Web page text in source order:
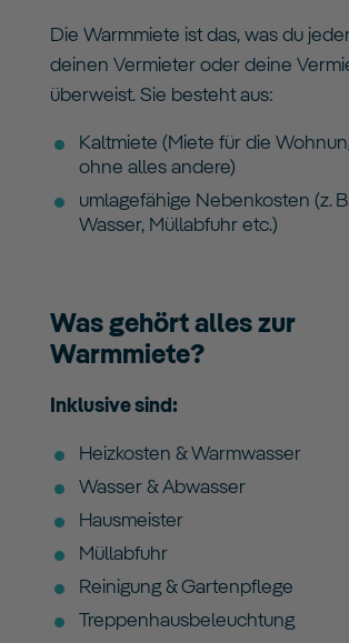
Die Warmmiete ist das, was du
deinen Vermieter oder deine
überweist. Sie besteht aus:
Kaltmiete (Miete für die
ohne alles andere)
umlagefähige Nebenkosten (z.
Wasser, Müllabfuhr etc.)
Was gehört alles zur
Warmmiete?
Inklusive sind:
Heizkosten & Warmwasser
Wasser & Abwasser
Hausmeister
Müllabfuhr
Reinigung & Gartenpflege
Treppenhausbeleuchtung